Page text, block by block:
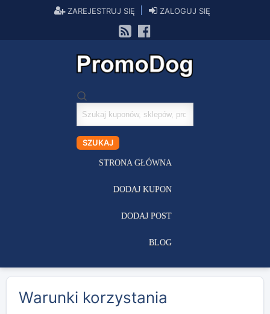
ZAREJESTRUJ SIĘ ZALOGUJ SIĘ
Szukaj
kuponów
SZUKAJ
STRONA GŁÓWNA
DODAJ KUPON
DODAJ POST
BLOG
Warunki korzystania